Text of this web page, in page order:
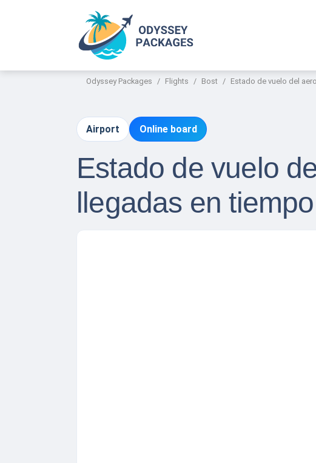
Odyssey Packages Flights Bost Estado de vuelo del
Airport Online board
Estado de vuelo
llegadas en